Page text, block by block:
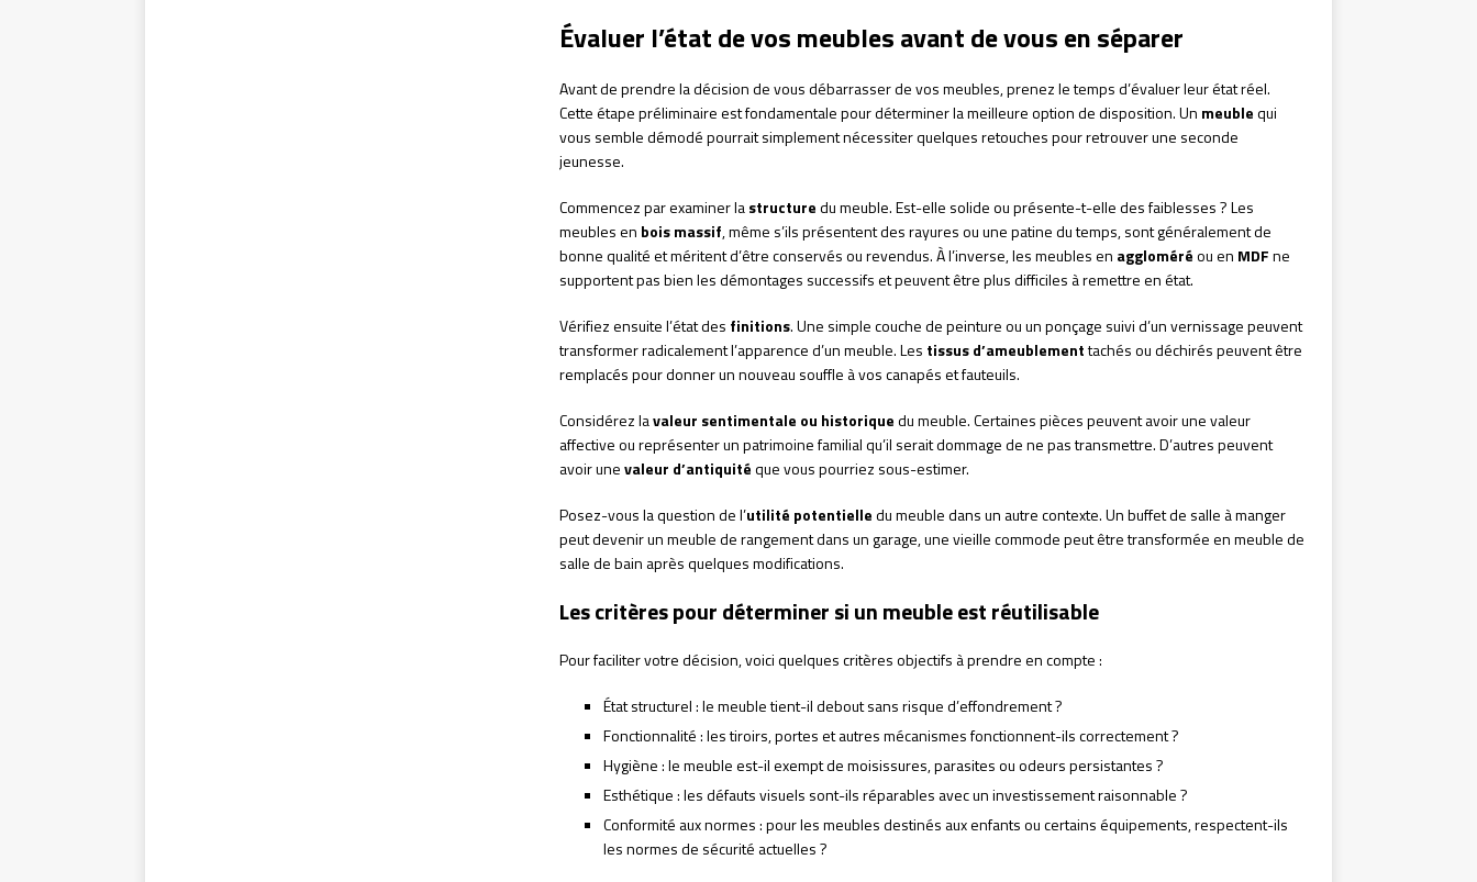
Évaluer l’état de vos meubles avant de vous en séparer
Avant de prendre la décision de vous débarrasser de vos meubles, prenez le temps d’évaluer leur état réel.
Cette étape préliminaire est fondamentale pour déterminer la meilleure option de disposition. Un meublequi
vous semble démodé pourrait simplement nécessiter quelques retouches pour retrouver une seconde
jeunesse.
Commencez par examiner lastructuredu meuble. Est-elle solide ou présente-t-elle des faiblesses ? Les
meubles en bois massif, même s’ils présentent des rayures ou une patine du temps, sont généralement de
bonne qualité et méritent d’être conservés ou revendus. À l’inverse, les meubles en aggloméréou en MDFne
supportent pas bien les démontages successifs et peuvent être plus difficiles à remettre en état.
Vérifiez ensuite l’état des finitions. Une simple couche de peinture ou un ponçage suivi d’un vernissage peuvent
transformer radicalement l’apparence d’un meuble. Les tissus d’ameublementtachés ou déchirés peuvent être
remplacés pour donner un nouveau souffle à vos canapés et fauteuils.
Considérez lavaleur sentimentale ou historiquedu meuble. Certaines pièces peuvent avoir une valeur
affective ou représenter un patrimoine familial qu’il serait dommage de ne pas transmettre. D’autres peuvent
avoir unevaleur d’antiquitéque vous pourriez sous-estimer.
Posez-vous la question de l’utilité potentielledu meuble dans un autre contexte. Un buffet de salle à manger
peut devenir un meuble de rangement dans un garage, une vieille commode peut être transformée en meuble de
salle de bain après quelques modifications.
Les critères pour déterminer si un meuble est réutilisable
Pour faciliter votre décision, voici quelques critères objectifs à prendre en compte :
État structurel : le meuble tient-il debout sans risque d’effondrement ?
Fonctionnalité : les tiroirs, portes et autres mécanismes fonctionnent-ils correctement ?
Hygiène : le meuble est-il exempt de moisissures, parasites ou odeurs persistantes ?
Esthétique : les défauts visuels sont-ils réparables avec un investissement raisonnable ?
Conformité aux normes : pour les meubles destinés aux enfants ou certains équipements, respectent-ils
les normes de sécurité actuelles ?